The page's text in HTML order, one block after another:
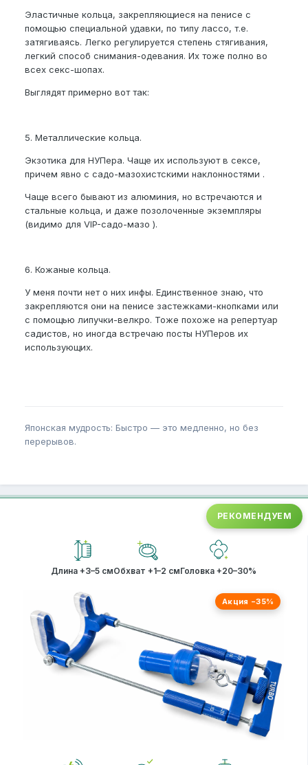
Эластичные кольца, закрепляющиеся на пенисе с
помощью специальной удавки, по типу лассо, т.е.
затягиваясь. Легко регулируется степень стягивания,
легкий способ снимания-одевания. Их тоже полно во
всех секс-шопах.
Выглядят примерно вот так:
5. Металлические кольца.
Экзотика для НУПера. Чаще их используют в сексе,
причем явно с садо-мазохистскими наклонностями .
Чаще всего бывают из алюминия, но встречаются и
стальные кольца, и даже позолоченные экземпляры
(видимо для VIP-садо-мазо ).
6. Кожаные кольца.
У меня почти нет о них инфы. Единственное знаю, что
закрепляются они на пенисе застежками-кнопками или
с помощью липучки-велкро. Тоже похоже на репертуар
садистов, но иногда встречаю посты НУПеров их
использующих.
Японская мудрость: Быстро — это медленно, но без
перерывов.
РЕКОМЕНДУЕМ
Длина +3–5 смОбхват +1–2 смГоловка +20–30%
Акция −35%